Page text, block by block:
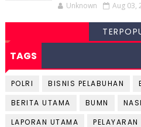
Unknown Aug 03,
TAGS
POLRI BISNIS PELABUHAN
BERITA UTAMA
BUMN
LAPORAN UTAMA
PELAYARAN